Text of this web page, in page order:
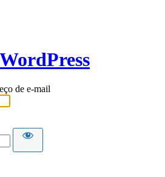
de e-mail